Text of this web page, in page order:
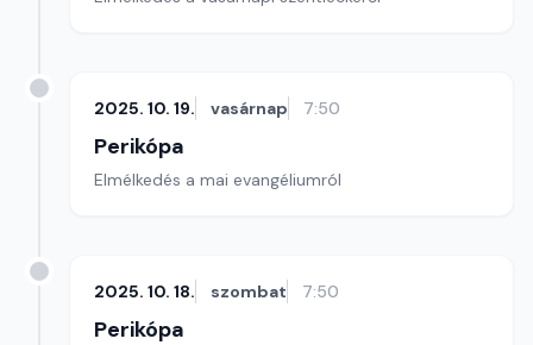
2025. 10. 19. vasárnap 7:50
Perikópa
Elmélkedés a mai evangéliumról
2025. 10. 18. szombat 7:50
Perikópa